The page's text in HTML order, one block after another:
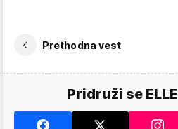
Prethodna vest
Pridruži se